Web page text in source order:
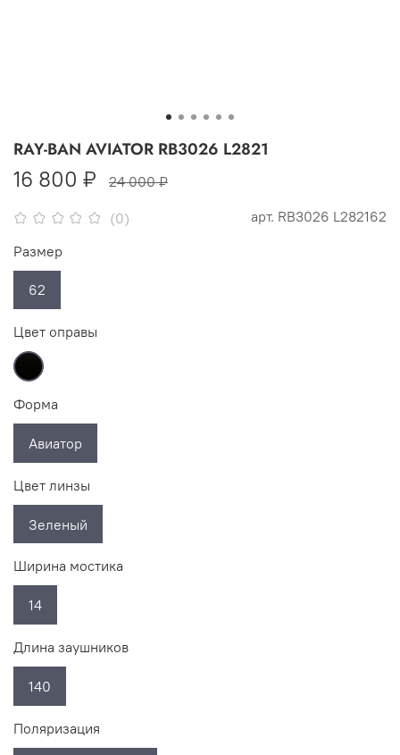
(0) арт. RB3026 L282162
RAY-BAN AVIATOR RB3026 L2821
16 800 ₽ 24 000 ₽
Размер
62
Цвет оправы
Форма
Авиатор
Цвет линзы
Зеленый
Ширина мостика
14
Длина заушников
140
Поляризация